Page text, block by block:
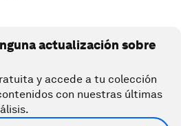
actualización sobre
y accede a tu colección
con nuestras últimas